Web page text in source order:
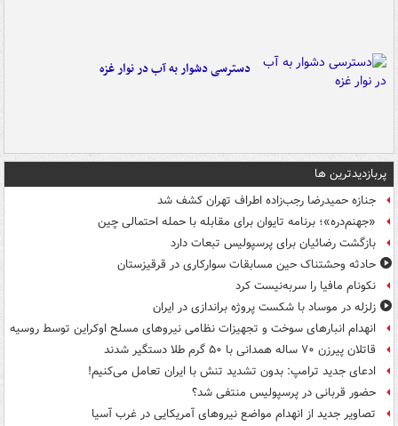
دسترسی دشوار به آب در نوار غزه
پربازدیدترین ها
جنازه حمیدرضا رجب‌زاده اطراف تهران کشف شد
«جهنم‌دره»؛ برنامه تایوان برای مقابله با حمله احتمالی چین
بازگشت رضائیان برای پرسپولیس تبعات دارد
حادثه وحشتناک حین مسابقات سوارکاری در قرقیزستان
نکونام مافیا را سربه‌نیست کرد
زلزله در موساد با شکست پروژه براندازی در ایران
انهدام انبارهای سوخت و تجهیزات نظامی نیروهای مسلح اوکراین توسط روسیه
قاتلان پیرزن ۷۰ ساله همدانی با ۵۰ گرم طلا دستگیر شدند
ادعای جدید ترامپ: بدون تشدید تنش با ایران تعامل می‌کنیم!
حضور قربانی در پرسپولیس منتفی شد؟
تصاویر جدید از انهدام مواضع نیروهای آمریکایی در غرب آسیا